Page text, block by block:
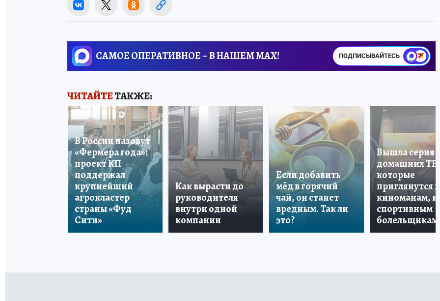
САМОЕ ОПЕРАТИВНОЕ – В НАШЕМ MAX! ПОДПИСЫВАЙТЕСЬ
ЧИТАЙТЕТАКЖЕ:
В России назовут
«Фермера года»:
проект КП
поддержал
крупнейший
агрокластер
страны «Фуд
Сити»
Как вырасти до
руководителя
внутри одной
компании
Если добавить
мёд в горячий
чай, он станет
вредным. Так ли
это?
Вышла серия
домашних ТВ,
которые
приглянутся и
киноманам, и
спортивным
болельщикам